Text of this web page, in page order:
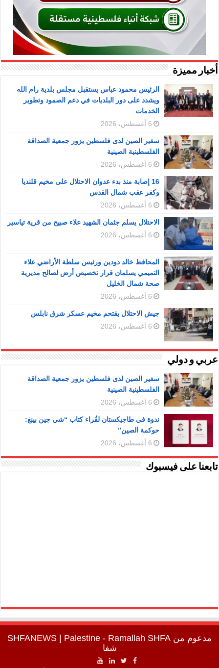
أخبار مميزة
الرئيس محمود عباس يستقبل مجلس بلدية رام الله
ويشدد على دور البلديات في دعم الصمود وتطوير
الخدمات
6 أغسطس، 2026
سفير الصين لدى فلسطين يزور جمعية الصداقة
الفلسطينية الصينية
6 أغسطس، 2026
16 إصابة منذ بدء عدوان الاحتلال على مخيم قلنديا
وكفر عقب شمال القدس
6 أغسطس، 2026
الاحتلال يسلم جثمان الشهيد علاء صبيح من قرية تياسير
6 أغسطس، 2026
المحافظ خالد دودين ورئيس سلطة الأراضي علاء
التميمي يسلمان قرار تخصيص أرض لصالح مديرية
صحة شمال الخليل
6 أغسطس، 2026
جيش الاحتلال يقتحم مخيم عسكر شرق نابلس
6 أغسطس، 2026
عربي و دولي
سفير الصين لدى فلسطين يزور جمعية الصداقة
الفلسطينية الصينية
6 أغسطس، 2026
ندوة في طاجيكستان لقُراء كتاب “شي جين بينغ:
حوكمة الصين”
6 أغسطس، 2026
تابعنا على فيسبوك
مدعوم من SHFANEWS | Palestine - Ramallah SHFA
شفا